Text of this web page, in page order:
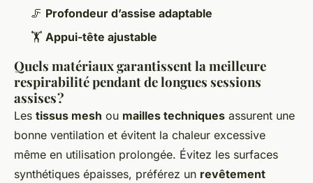
🦵 Profondeur d’assise adaptable
🏋️ Appui-tête ajustable
Quels matériaux garantissent la meilleure
respirabilité pendant de longues sessions
assises ?
Les tissus mesh ou mailles techniques assurent une
bonne ventilation et évitent la chaleur excessive
même en utilisation prolongée. Évitez les surfaces
synthétiques épaisses, préférez un revêtement